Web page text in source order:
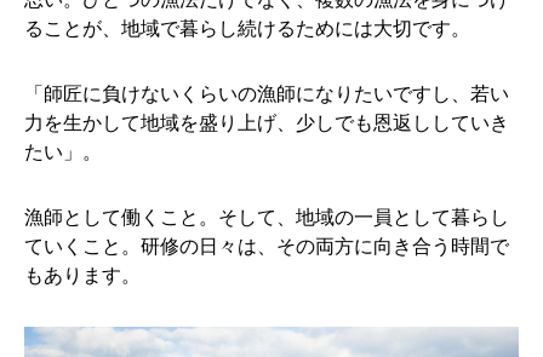
ることが、地域で暮らし続けるためには大切です。
「師匠に負けないくらいの漁師になりたいですし、若い
力を生かして地域を盛り上げ、少しでも恩返ししていき
たい」。
漁師として働くこと。そして、地域の一員として暮らし
ていくこと。研修の日々は、その両方に向き合う時間で
もあります。